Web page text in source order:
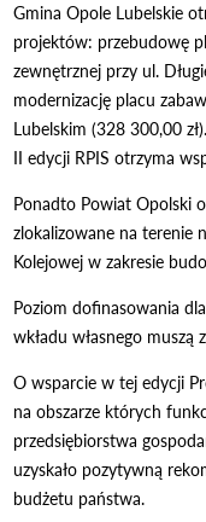
Gmina Opole Lubelskie
projektów: przebudowę
zewnętrznej przy ul.
modernizację placu
Lubelskim (328 300,00
II edycji RPIS otrzyma
Ponadto Powiat Opolski
zlokalizowane na terenie
Kolejowej w zakresie
Poziom dofinasowania
wkładu własnego
O wsparcie w tej edycji
na obszarze których
przedsiębiorstwa
uzyskało pozytywną
budżetu państwa.